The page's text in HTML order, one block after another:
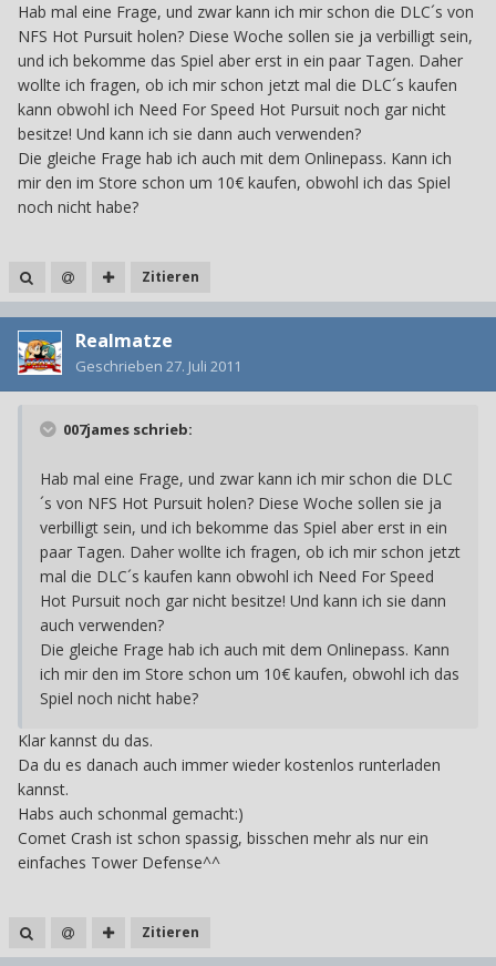
Hab mal eine Frage, und zwar kann ich mir schon die DLC´s von
NFS Hot Pursuit holen? Diese Woche sollen sie ja verbilligt sein,
und ich bekomme das Spiel aber erst in ein paar Tagen. Daher
wollte ich fragen, ob ich mir schon jetzt mal die DLC´s kaufen
kann obwohl ich Need For Speed Hot Pursuit noch gar nicht
besitze! Und kann ich sie dann auch verwenden?
Die gleiche Frage hab ich auch mit dem Onlinepass. Kann ich
mir den im Store schon um 10€ kaufen, obwohl ich das Spiel
noch nicht habe?
Zitieren
Realmatze
Geschrieben 27. Juli 2011
007james schrieb:
Hab mal eine Frage, und zwar kann ich mir schon die DLC
´s von NFS Hot Pursuit holen? Diese Woche sollen sie ja
verbilligt sein, und ich bekomme das Spiel aber erst in ein
paar Tagen. Daher wollte ich fragen, ob ich mir schon jetzt
mal die DLC´s kaufen kann obwohl ich Need For Speed
Hot Pursuit noch gar nicht besitze! Und kann ich sie dann
auch verwenden?
Die gleiche Frage hab ich auch mit dem Onlinepass. Kann
ich mir den im Store schon um 10€ kaufen, obwohl ich das
Spiel noch nicht habe?
Klar kannst du das.
Da du es danach auch immer wieder kostenlos runterladen
kannst.
Habs auch schonmal gemacht:)
Comet Crash ist schon spassig, bisschen mehr als nur ein
einfaches Tower Defense^^
Zitieren